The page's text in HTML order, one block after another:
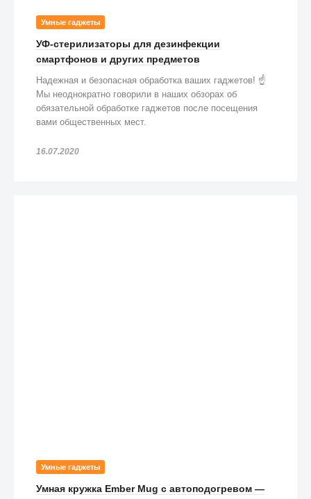
Умные гаджеты
УФ-стерилизаторы для дезинфекции
смартфонов и других предметов
Надежная и безопасная обработка ваших гаджетов! ☝️
Мы неоднократно говорили в наших обзорах об
обязательной обработке гаджетов после посещения
вами общественных мест.
16.07.2020
Умные гаджеты
Умная кружка Ember Mug с автоподогревом —